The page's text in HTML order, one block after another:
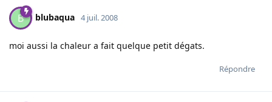
B blubaqua 4 juil. 2008
moi aussi la chaleur a fait quelque petit dégats.
Répondre